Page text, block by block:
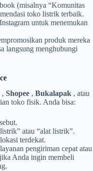
(misalnya “Komunitas
toko listrik terbaik.
untuk menemukan
produk mereka
langsung menghubungi
, Shopee , Bukalapak , atau
toko fisik. Anda bisa:
atau “alat listrik”.
terdekat.
pengiriman cepat atau
Anda ingin membeli